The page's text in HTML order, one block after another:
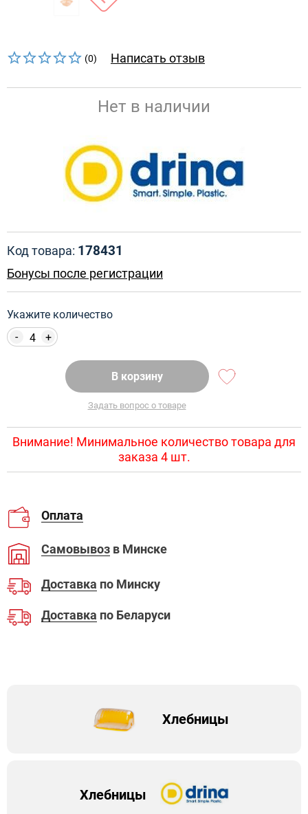
(0) Написать отзыв
Нет в наличии
Код товара: 178431
Бонусы после регистрации
Укажите количество
+
-
В корзину
Задать вопрос о товаре
Внимание! Минимальное количество товара для
заказа 4 шт.
Оплата
Самовывоз в Минске
Доставка по Минску
Доставка по Беларуси
Хлебницы
Хлебницы